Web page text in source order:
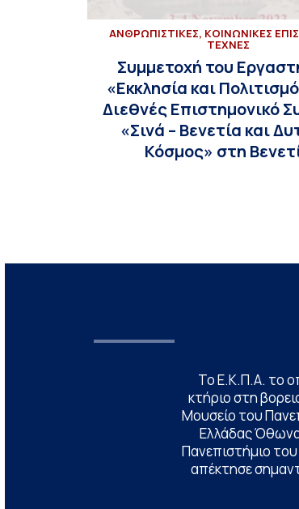
ΑΝΘΡΩΠΙΣΤΙΚΕΣ, ΚΟΙΝΩΝΙΚΕΣ
ΤΕΧΝΕΣ
Συμμετοχή του
«Εκκλησία και
Διεθνές Επιστημονικό
«Σινά – Βενετία και
Κόσμος» στη
Το Ε.Κ.Π.Α. το
κτήριο στη
Μουσείο του
Ελλάδας
Πανεπιστήμιο
απέκτησε